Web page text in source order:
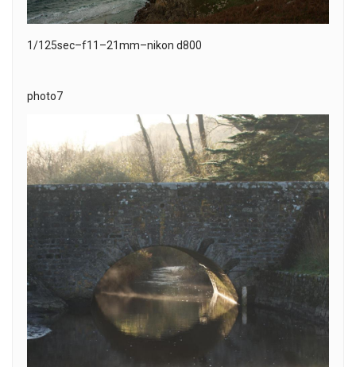
1/125sec–f11–21mm–nikon d800
photo7